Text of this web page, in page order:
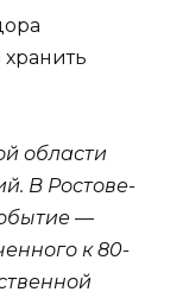
области
В Ростове-
—
к 80-